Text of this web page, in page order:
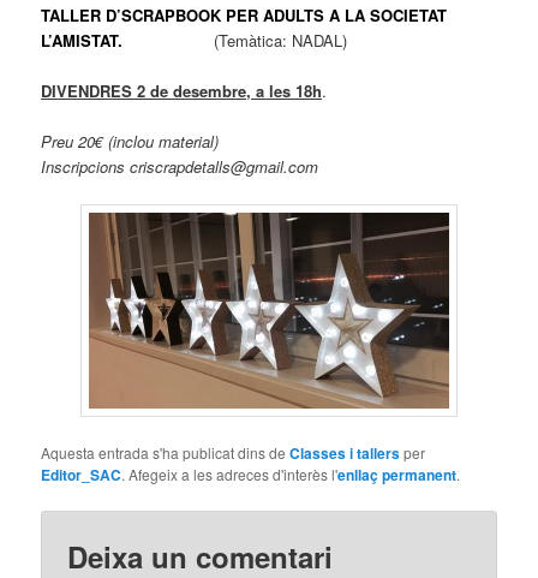
TALLER D’SCRAPBOOK PER ADULTS A LA SOCIETAT
L’AMISTAT.
(Temàtica: NADAL)
DIVENDRES 2 de desembre, a les 18h.
Preu 20€ (inclou material)
Inscripcions criscrapdetalls@gmail.com
Aquesta entrada s'ha publicat dins deClasses i tallersper
Editor_SAC. Afegeix a les adreces d'interès l'enllaç permanent.
Deixa un comentari